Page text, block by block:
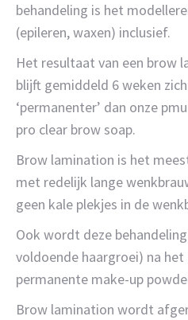
behandeling is het
(epileren, waxen) inclusief.
Het resultaat van een brow
blijft gemiddeld 6 weken
‘permanenter’ dan onze
pro clear brow soap.
Brow lamination is het
met redelijk lange
geen kale plekjes in de
Ook wordt deze
voldoende haargroei) na het
permanente make-up
Brow lamination wordt